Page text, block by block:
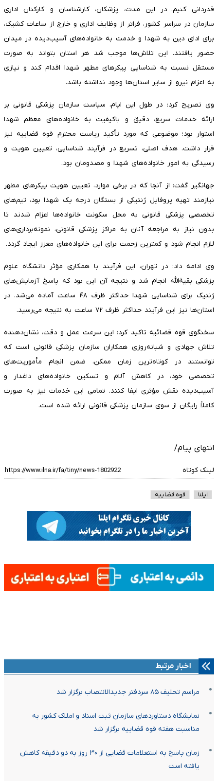
قدردانی کنیم. در این مدت، پزشکان، کارشناسان و کارکنان اداری
سازمان در سراسر کشور، فراتر از وظایف اداری و خارج از ساعات کشیک،
برای ادای دین به شهدا و خدمت به خانواده‌های آسیب‌دیده در میدان
حضور یافتند. این تلاش‌ها موجب شد هر استان بتواند به صورت
مستقل نسبت به شناسایی پیکرهای مطهر شهدا اقدام کند و نیازی
به اعزام نیرو از سایر استان‌ها وجود نداشته باشد.
وی تصریح کرد: در طول این ایام، سیاست سازمان پزشکی قانونی بر
ارائه خدمات سریع، دقیق و باکیفیت به خانواده‌های معظم شهدا
استوار بود؛ موضوعی که مورد تأکید ریاست محترم قوه قضاییه نیز
قرار داشت. هدف اصلی، تسریع در فرآیند شناسایی، تعیین هویت و
رسیدگی به امور خانواده‌های شهدا و مصدومان بود.
جهانگیر گفت: از آنجا که در برخی موارد، تعیین هویت پیکرهای مطهر
نیازمند تهیه پروفایل ژنتیکی از بستگان درجه یک شهدا بود، تیم‌های
تخصصی پزشکی قانونی به محل سکونت خانواده‌ها اعزام شدند تا
بدون نیاز به مراجعه آنان به مراکز پزشکی قانونی، نمونه‌برداری‌های
لازم انجام شود و کمترین زحمت برای این خانواده‌های معزز ایجاد گردد.
وی ادامه داد: در تهران، این فرآیند با همکاری مؤثر دانشگاه علوم
پزشکی بقیةالله انجام شد و نتیجه آن این بود که پاسخ آزمایش‌های
ژنتیک برای شناسایی شهدا حداکثر ظرف ۴۸ ساعت آماده می‌شد. در
استان‌ها نیز این فرآیند حداکثر ظرف ۷۲ ساعت به نتیجه می‌رسید.
سخنگوی قوه قضائیه تاکید کرد: این سرعت عمل و دقت، نشان‌دهنده
تلاش جهادی و شبانه‌روزی همکاران سازمان پزشکی قانونی است که
توانستند در کوتاه‌ترین زمان ممکن، ضمن انجام مأموریت‌های
تخصصی خود، در کاهش آلام و تسکین خانواده‌های داغدار و
آسیب‌دیده نقش مؤثری ایفا کنند. تمامی این خدمات نیز به صورت
کاملاً رایگان از سوی سازمان پزشکی قانونی ارائه شده است.
انتهای پیام/
لینک کوتاه
ایلنا قوه قضاییه
اخبار مرتبط
مراسم تحلیف ۸۵ سردفتر جدیدالانتصاب برگزار شد
نمایشگاه دستاورد‌های سازمان ثبت اسناد و املاک کشور به
مناسبت هفته قوه قضاییه برگزار شد
زمان پاسخ به استعلامات قضایی از ۳۰ روز به دو دقیقه کاهش
یافته است